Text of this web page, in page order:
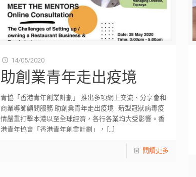
14/05/2020
助創業青年走出疫境
青協「香港青年創業計劃」 推出多項網上交流、分享會和
商業導師顧問服務 助創業青年走出疫境 新型冠狀病毒疫
情嚴重打擊本港以至全球經濟，各行各業均大受影響。香
港青年協會「香港青年創業計劃」，
[…]
閱讀更多